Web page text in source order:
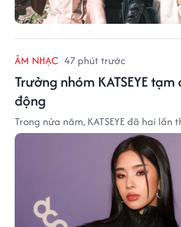
ÂM NHẠC 47 phút trước
Trưởng nhóm KATSEYE
động
Trong nửa năm, KATSEYE đã hai lần